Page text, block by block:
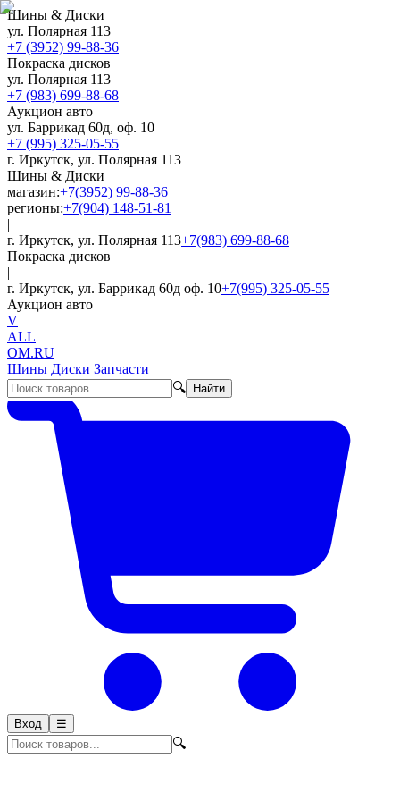
Шины & Диски
ул. Полярная 113
+7 (3952) 99-88-36
Покраска дисков
ул. Полярная 113
+7 (983) 699-88-68
Аукцион авто
ул. Баррикад 60д, оф. 10
+7 (995) 325-05-55
г. Иркутск, ул. Полярная 113
Шины & Диски
магазин:+7(3952) 99-88-36
регионы:+7(904) 148-51-81
|
г. Иркутск, ул. Полярная 113+7(983) 699-88-68
Покраска дисков
|
г. Иркутск, ул. Баррикад 60д оф. 10+7(995) 325-05-55
Аукцион авто
V
ALL
OM.RU
Шины Диски Запчасти
🔍
Найти
Вход ☰
🔍